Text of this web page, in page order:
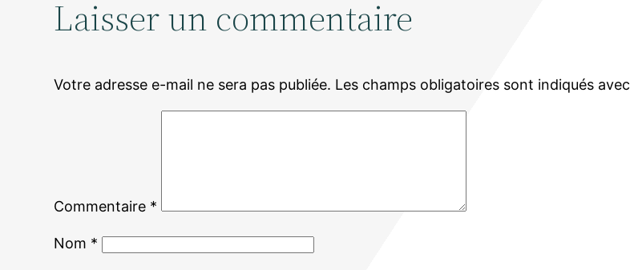
Laisser un commentaire
Votre adresse e-mail ne sera pas publiée. Les champs obligatoires sont indiqués avec
Commentaire *
Nom *